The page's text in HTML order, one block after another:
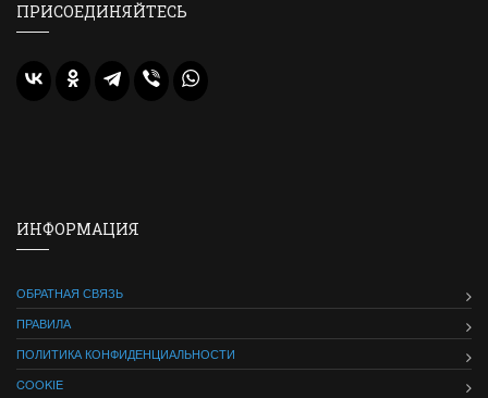
ПРИСОЕДИНЯЙТЕСЬ
ИНФОРМАЦИЯ
ОБРАТНАЯ СВЯЗЬ
ПРАВИЛА
ПОЛИТИКА КОНФИДЕНЦИАЛЬНОСТИ
COOKIE